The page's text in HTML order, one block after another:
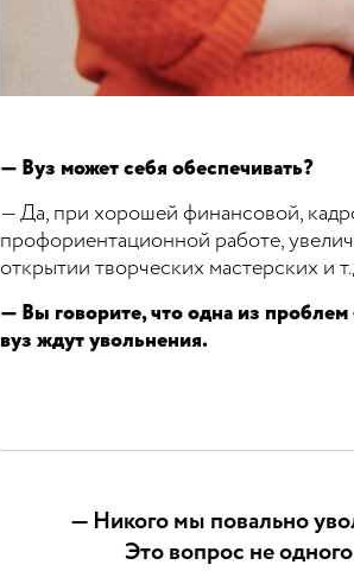
— Вуз может себя обеспечивать?
— Да, при хорошей финансовой,
профориентационной работе,
открытии творческих мастерских и
— Вы говорите, что одна из
вуз ждут увольнения.
— Никого мы повально
Это вопрос не